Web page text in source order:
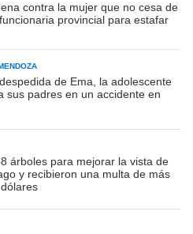
contra la mujer que no cesa de
provincial para estafar
de Ema, la adolescente
sus padres en un accidente en
árboles para mejorar la vista de
y recibieron una multa de más